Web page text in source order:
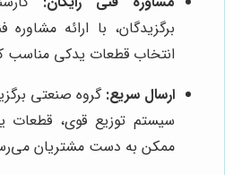
برگزیدگان، با ارائه
انتخاب قطعات یدکی مناسب
ارسال سریع: گروه صنعتی
سیستم توزیع قوی، قطعات
ممکن به دست مشتریان